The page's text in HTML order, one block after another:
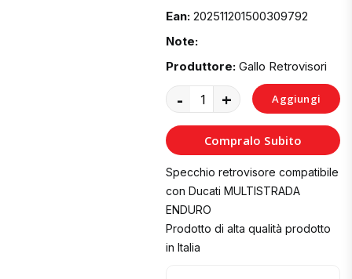
Ean: 202511201500309792
Note:
Produttore: Gallo Retrovisori
- + Aggiungi
al
Carrello
Compralo Subito
Specchio retrovisore compatibile
con Ducati MULTISTRADA
ENDURO
Prodotto di alta qualità prodotto
in Italia